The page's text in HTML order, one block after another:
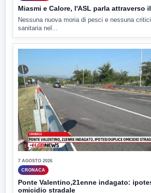
Miasmi e Calore, l'ASL parla attraverso
Nessuna nuova moria di pesci e nessuna
sanitaria nel...
7 AGOSTO 2026
CRONACA
Ponte Valentino,21enne indagato:
omicidio stradale